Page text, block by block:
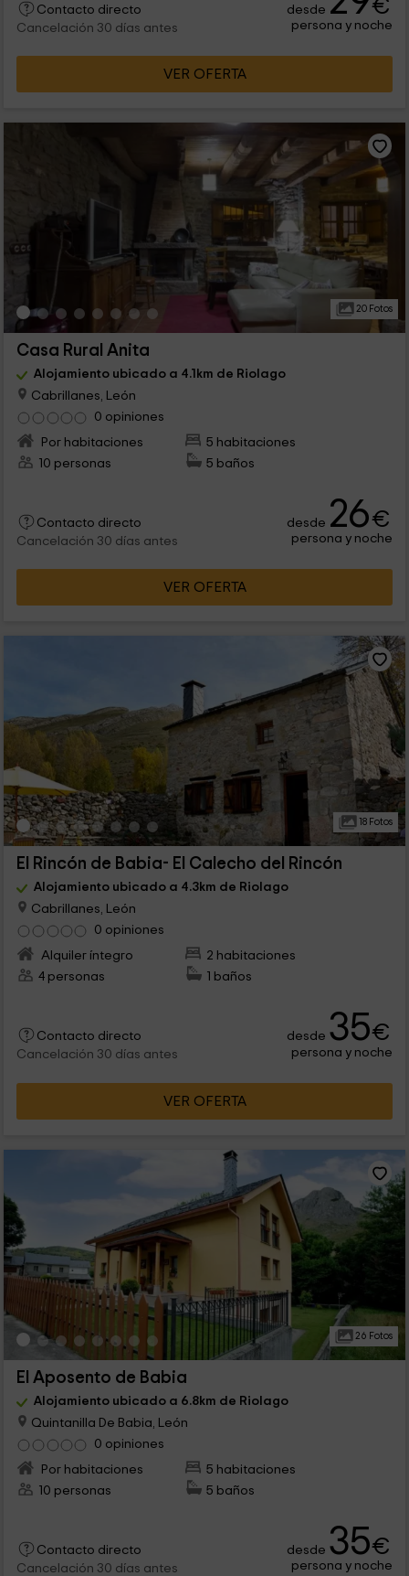
Contacto directo
Cancelación 30 días antes
desde €
persona y noche
VER OFERTA
20 Fotos
Casa Rural Anita
Alojamiento ubicado a 4.1km de Riolago
Cabrillanes, León
0 opiniones
Por habitaciones
5 habitaciones
10 personas
5 baños
Contacto directo
Cancelación 30 días antes
desde 26€
persona y noche
VER OFERTA
18 Fotos
El Rincón de Babia- El Calecho del Rincón
Alojamiento ubicado a 4.3km de Riolago
Cabrillanes, León
0 opiniones
Alquiler íntegro
2 habitaciones
4 personas
1 baños
Contacto directo
Cancelación 30 días antes
desde 35€
persona y noche
VER OFERTA
26 Fotos
El Aposento de Babia
Alojamiento ubicado a 6.8km de Riolago
Quintanilla De Babia, León
0 opiniones
Por habitaciones
5 habitaciones
10 personas
5 baños
Contacto directo
Cancelación 30 días antes
desde 35€
persona y noche